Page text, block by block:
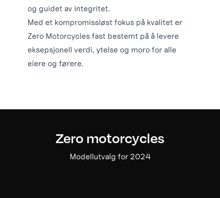
og guidet av integritet.
Med et kompromissløst fokus på kvalitet er
Zero Motorcycles fast bestemt på å levere
eksepsjonell verdi, ytelse og moro for alle
eiere og førere.
Zero motorcycles
Modellutvalg for 2024